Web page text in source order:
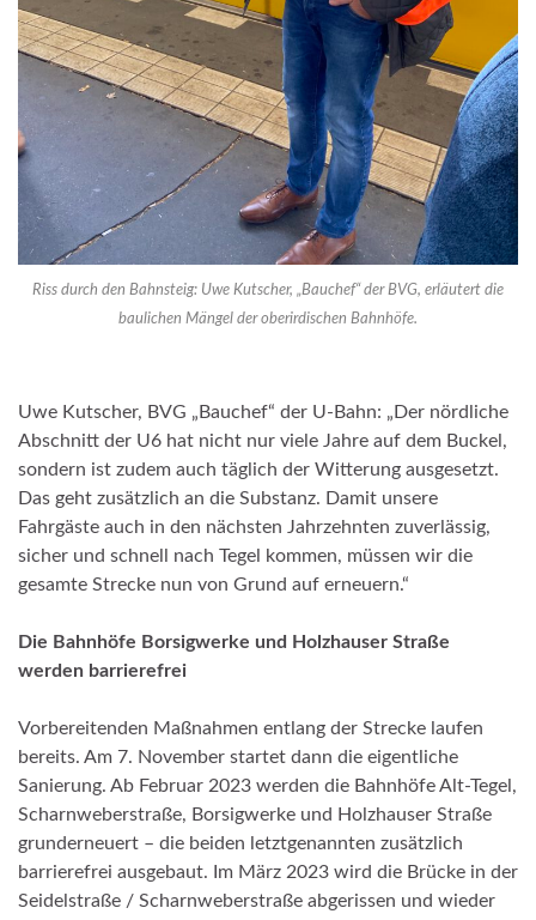
Riss durch den Bahnsteig: Uwe Kutscher, „Bauchef“ der BVG, erläutert die
baulichen Mängel der oberirdischen Bahnhöfe.
Uwe Kutscher, BVG „Bauchef“ der U-Bahn: „Der nördliche
Abschnitt der U6 hat nicht nur viele Jahre auf dem Buckel,
sondern ist zudem auch täglich der Witterung ausgesetzt.
Das geht zusätzlich an die Substanz. Damit unsere
Fahrgäste auch in den nächsten Jahrzehnten zuverlässig,
sicher und schnell nach Tegel kommen, müssen wir die
gesamte Strecke nun von Grund auf erneuern.“
Die Bahnhöfe Borsigwerke und Holzhauser Straße
werden barrierefrei
Vorbereitenden Maßnahmen entlang der Strecke laufen
bereits. Am 7. November startet dann die eigentliche
Sanierung. Ab Februar 2023 werden die Bahnhöfe Alt-Tegel,
Scharnweberstraße, Borsigwerke und Holzhauser Straße
grunderneuert – die beiden letztgenannten zusätzlich
barrierefrei ausgebaut. Im März 2023 wird die Brücke in der
Seidelstraße / Scharnweberstraße abgerissen und wieder